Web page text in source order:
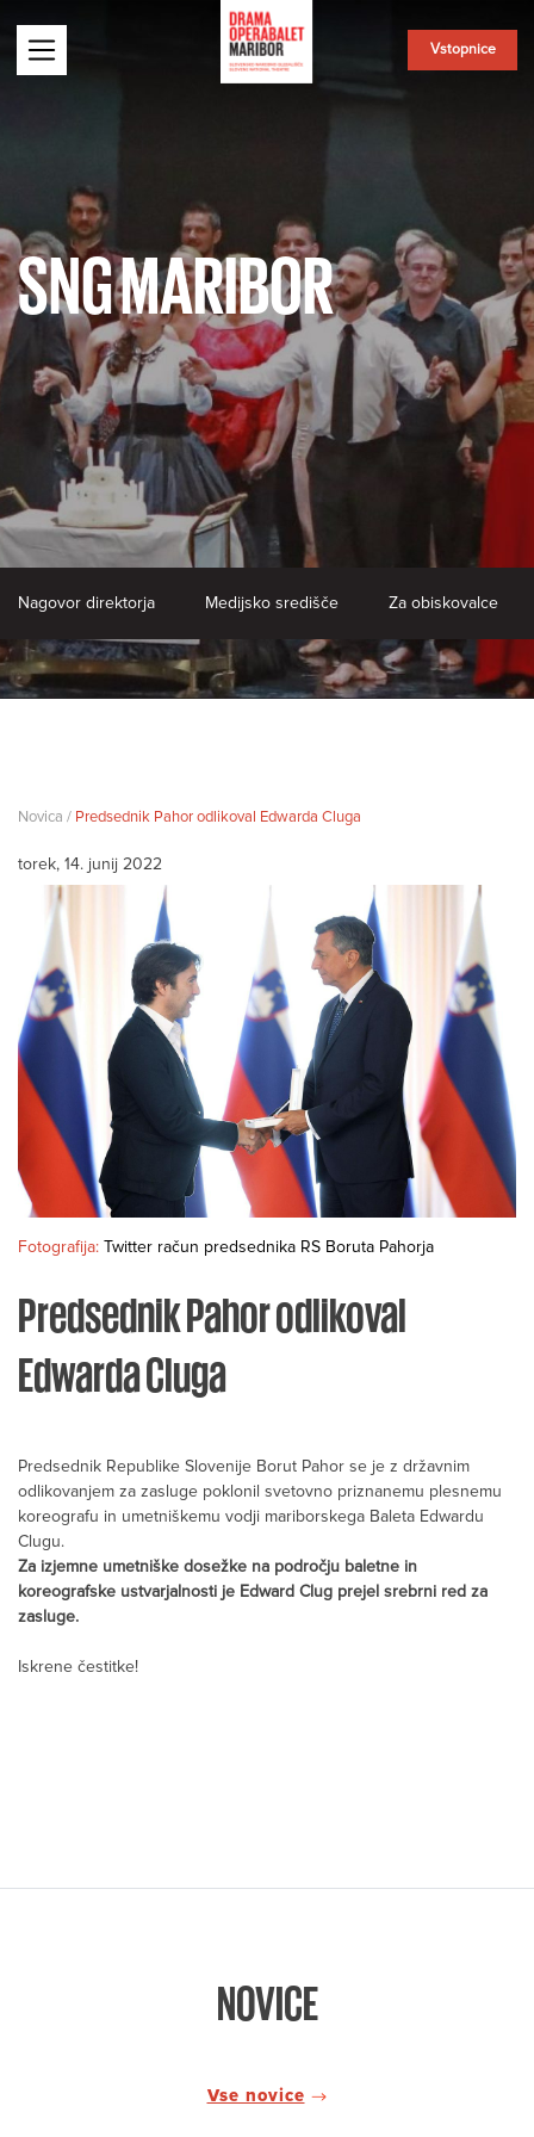
Vstopnice
SNG MARIBOR
Nagovor direktorja Medijsko središče Za obiskovalce
Novica / Predsednik Pahor odlikoval Edwarda Cluga
torek, 14. junij 2022
Predsednik Pahor odlikoval
Edwarda Cluga
Predsednik Republike Slovenije Borut Pahor se je z državnim
odlikovanjem za zasluge poklonil svetovno priznanemu plesnemu
koreografu in umetniškemu vodji mariborskega Baleta Edwardu
Clugu.
Za izjemne umetniške dosežke na področju baletne in
koreografske ustvarjalnosti je Edward Clug prejel srebrni red za
zasluge.
Iskrene čestitke!
Fotografija: Twitter račun predsednika RS Boruta Pahorja
NOVICE
Vse novice